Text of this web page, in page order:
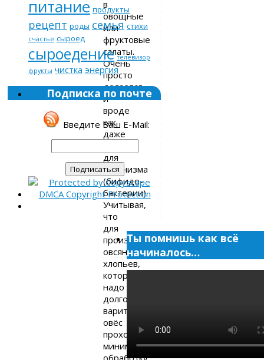
в
овощные
или
фруктовые
салаты.
Очень
просто
делается,
и
вроде
как
даже
для
организма
(бифидо-
бактерии).
Учитывая,
что
для
производства
овсяных
хлопьев,
которые
надо
долго
варить,
овёс
проходит
минимальную
обработку,
питание продукты
рецепт роды семья стихи
счастье сыроед
сыроедение телевизор
фрукты чистка энергия
Подписка по почте
Введите Ваш E-Mail:
Ты помнишь как всё
начиналось…